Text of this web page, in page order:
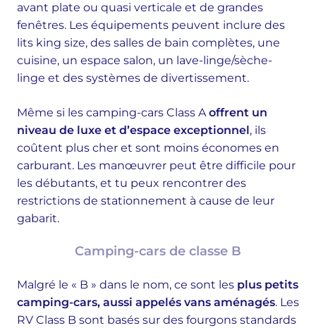
avant plate ou quasi verticale et de grandes
fenêtres. Les équipements peuvent inclure des
lits king size, des salles de bain complètes, une
cuisine, un espace salon, un lave-linge/sèche-
linge et des systèmes de divertissement.
Même si les camping-cars Class Aoffrent un
niveau de luxe et d’espace exceptionnel, ils
coûtent plus cher et sont moins économes en
carburant. Les manœuvrer peut être difficile pour
les débutants, et tu peux rencontrer des
restrictions de stationnement à cause de leur
gabarit.
Camping-cars de classe B
Malgré le « B » dans le nom, ce sont les plus petits
camping-cars, aussi appelés vans aménagés. Les
RV Class B sont basés sur des fourgons standards